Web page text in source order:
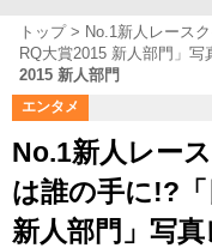
トップ
No.1新人レース
RQ大賞2015 新人部門」写
2015 新人部門
エンタメ
No.1新人レー
は誰の手に!?
新人部門」写